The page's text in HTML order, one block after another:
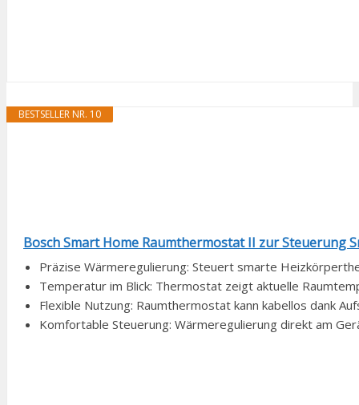
BESTSELLER NR. 10
Bosch Smart Home Raumthermostat II zur Steuerung
Präzise Wärmeregulierung: Steuert smarte
Temperatur im Blick: Thermostat zeigt aktuelle
Flexible Nutzung: Raumthermostat kann kabellos dank
Komfortable Steuerung: Wärmeregulierung direkt am